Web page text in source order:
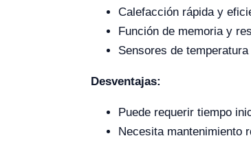
Calefacción rápida y
Función de memoria y
Sensores de
Desventajas:
Puede requerir tiempo
Necesita mantenimiento